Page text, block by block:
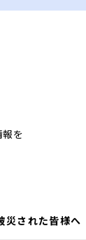
を
災された皆様へ